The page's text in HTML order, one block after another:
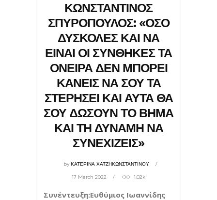
ΚΩΝΣΤΑΝΤΙΝΟΣ
ΣΠΥΡΟΠΟΥΛΟΣ: «ΟΣΟ
ΔΥΣΚΟΛΕΣ ΚΑΙ ΝΑ
ΕΙΝΑΙ ΟΙ ΣΥΝΘΗΚΕΣ ΤΑ
ΟΝΕΙΡΑ ΔΕΝ ΜΠΟΡΕΙ
ΚΑΝΕΙΣ ΝΑ ΣΟΥ ΤΑ
ΣΤΕΡΗΣΕΙ ΚΑΙ ΑΥΤΑ ΘΑ
ΣΟΥ ΔΩΣΟΥΝ ΤΟ ΒΗΜΑ
ΚΑΙ ΤΗ ΔΥΝΑΜΗ ΝΑ
ΣΥΝΕΧΙΖΕΙΣ»
byΚΑΤΕΡΙΝΑ ΧΑΤΖΗΚΩΝΣΤΑΝΤΙΝΟΥ
17 March 2022 1.02k
Συνέντευξη:Ευθύμιος Ιωαννίδης